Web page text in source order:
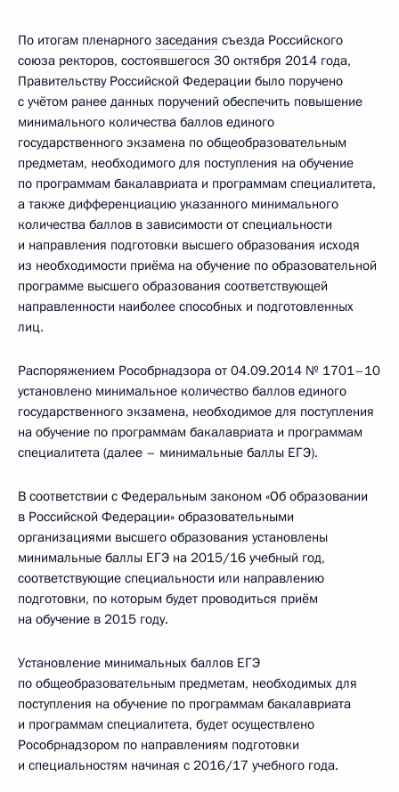
По итогам пленарного заседания съезда Российского
союза ректоров, состоявшегося 30 октября 2014 года,
Правительству Российской Федерации было поручено
с учётом ранее данных поручений обеспечить повышение
минимального количества баллов единого
государственного экзамена по общеобразовательным
предметам, необходимого для поступления на обучение
по программам бакалавриата и программам специалитета,
а также дифференциацию указанного минимального
количества баллов в зависимости от специальности
и направления подготовки высшего образования исходя
из необходимости приёма на обучение по образовательной
программе высшего образования соответствующей
направленности наиболее способных и подготовленных
лиц.
Распоряжением Рособрнадзора от 04.09.2014 № 1701–10
установлено минимальное количество баллов единого
государственного экзамена, необходимое для поступления
на обучение по программам бакалавриата и программам
специалитета (далее – минимальные баллы ЕГЭ).
В соответствии с Федеральным законом «Об образовании
в Российской Федерации» образовательными
организациями высшего образования установлены
минимальные баллы ЕГЭ на 2015/16 учебный год,
соответствующие специальности или направлению
подготовки, по которым будет проводиться приём
на обучение в 2015 году.
Установление минимальных баллов ЕГЭ
по общеобразовательным предметам, необходимых для
поступления на обучение по программам бакалавриата
и программам специалитета, будет осуществлено
Рособрнадзором по направлениям подготовки
и специальностям начиная с 2016/17 учебного года.